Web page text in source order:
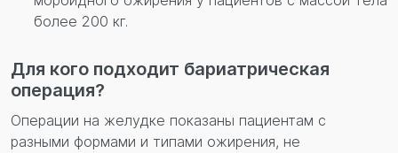
более 200 кг.
Для кого подходит бариатрическая
операция?
Операции на желудке показаны пациентам с
разными формами и типами ожирения, не